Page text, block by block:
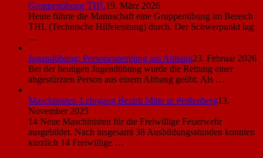
Gruppenübung THL19. März 2026
Heute führte die Mannschaft eine Gruppenübung im Bereich
THL (Technische Hilfeleistung) durch. Der Schwerpunkt lag
…
Jugendübung: Personenbergung am Abhang23. Februar 2026
Bei der heutigen Jugendübung wurde die Rettung einer
abgestürzten Person aus einem Abhang geübt. Als …
Maschinisten-Lehrgang Bezirk Mitte in Peißenberg13.
November 2025
14 Neue Maschinisten für die Freiwillige Feuerwehr
ausgebildet. Nach insgesamt 38 Ausbildungsstunden konnten
kürzlich 14 Freiwillige …